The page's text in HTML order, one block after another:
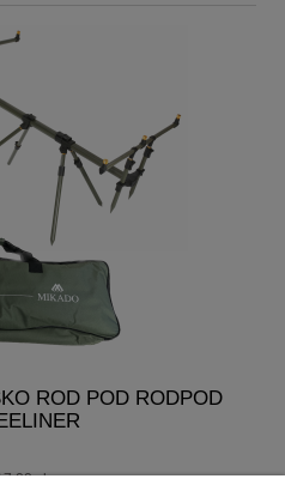
ROD POD RODPOD
zł